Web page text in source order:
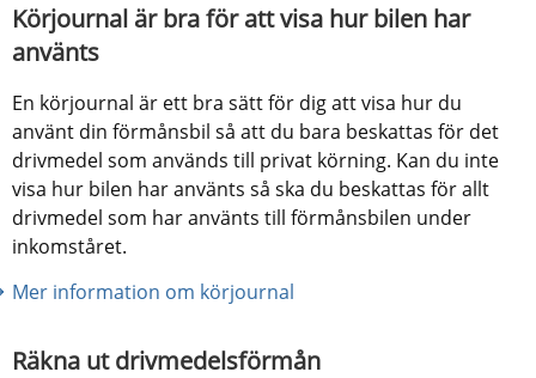
Körjournal är bra för att visa hur bilen har
använts
En körjournal är ett bra sätt för dig att visa hur du
använt din förmånsbil så att du bara beskattas för det
drivmedel som används till privat körning. Kan du inte
visa hur bilen har använts så ska du beskattas för allt
drivmedel som har använts till förmånsbilen under
inkomståret.
Mer information om körjournal
Räkna ut drivmedelsförmån